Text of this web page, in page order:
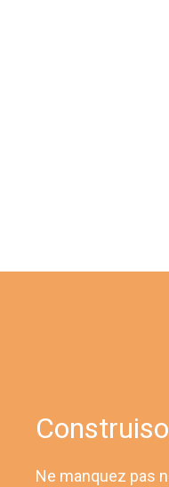
Ne manquez pas